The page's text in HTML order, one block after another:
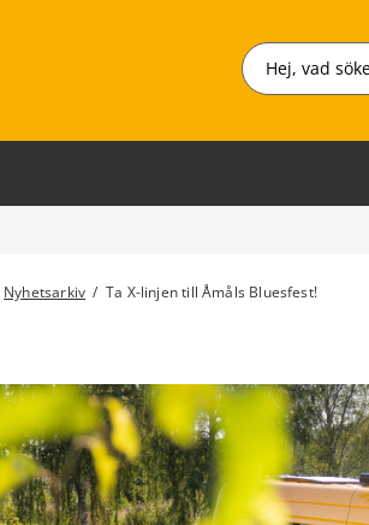
Sök
Nyhetsarkiv / Ta X-linjen till Åmåls Bluesfest!